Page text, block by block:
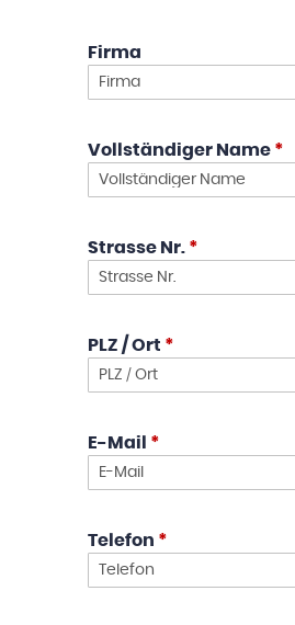
Firma
Vollständiger Name *
Strasse Nr. *
PLZ / Ort *
E-Mail *
Telefon *